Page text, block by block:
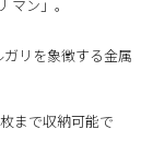
ン」。
リを象徴する金属
まで収納可能で